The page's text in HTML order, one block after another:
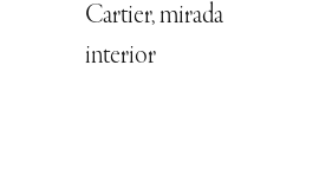
Cartier, mirada
interior